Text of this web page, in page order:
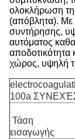
ολοκλήρωση
(απόβλητα). Με
συντήρησης,
αυτόματος
αποδοτικότητα
χώρος, υψηλή
100a ΣΥΝΕΧΈΣ
Τάση
εισαγωγής